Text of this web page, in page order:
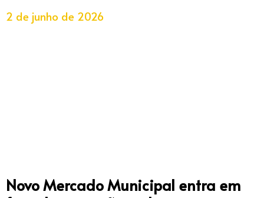
2 de junho de 2026
Novo Mercado Municipal entra em